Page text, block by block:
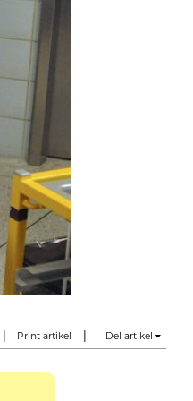
Print artikel Del artikel